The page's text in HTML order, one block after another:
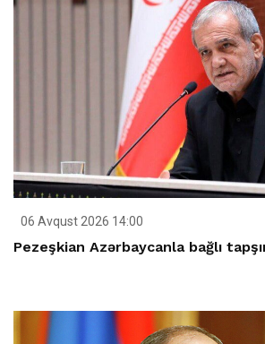
06 Avqust 2026 14:00
Pezeşkian Azərbaycanla bağlı